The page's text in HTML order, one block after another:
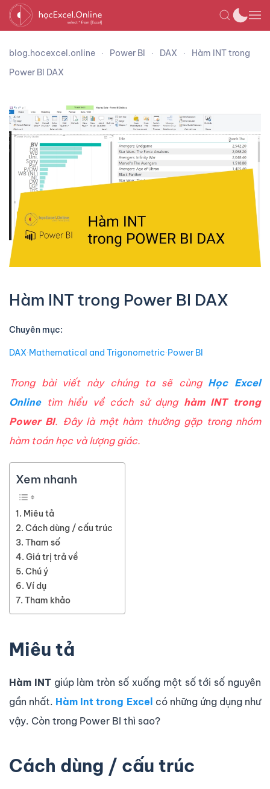
blog.hocexcel.online Power BI DAX
Hàm INT trong
Power BI DAX
Hàm INT trong Power BI DAX
Chuyên mục:
DAX∙Mathematical and Trigonometric∙Power BI
Trong bài viết này chúng ta sẽ cùng Học Excel
Onlinetìm hiểu về cách sử dụng hàm INT trong
Power BI. Đây là một hàm thường gặp trong nhóm
hàm toán học và lượng giác.
Xem nhanh
Miêu tả
Cách dùng / cấu trúc
Tham số
Giá trị trả về
Chú ý
Ví dụ
Tham khảo
Miêu tả
Hàm INTgiúp làm tròn số xuống một số tới số nguyên
gần nhất. Hàm Int trong Excel có những ứng dụng như
vậy. Còn trong Power BI thì sao?
Cách dùng / cấu trúc